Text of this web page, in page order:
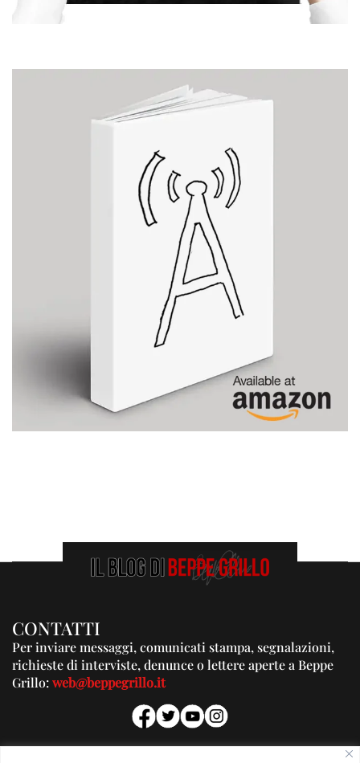
CONTATTI
Per inviare messaggi, comunicati stampa, segnalazioni,
richieste di interviste, denunce o lettere aperte a Beppe
Grillo:web@beppegrillo.it